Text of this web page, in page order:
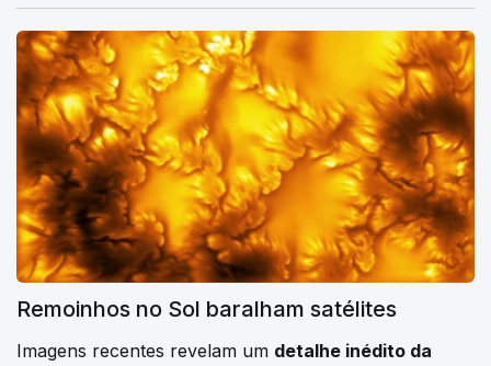
Remoinhos no Sol baralham satélites
Imagens recentes revelam um detalhe inédito da